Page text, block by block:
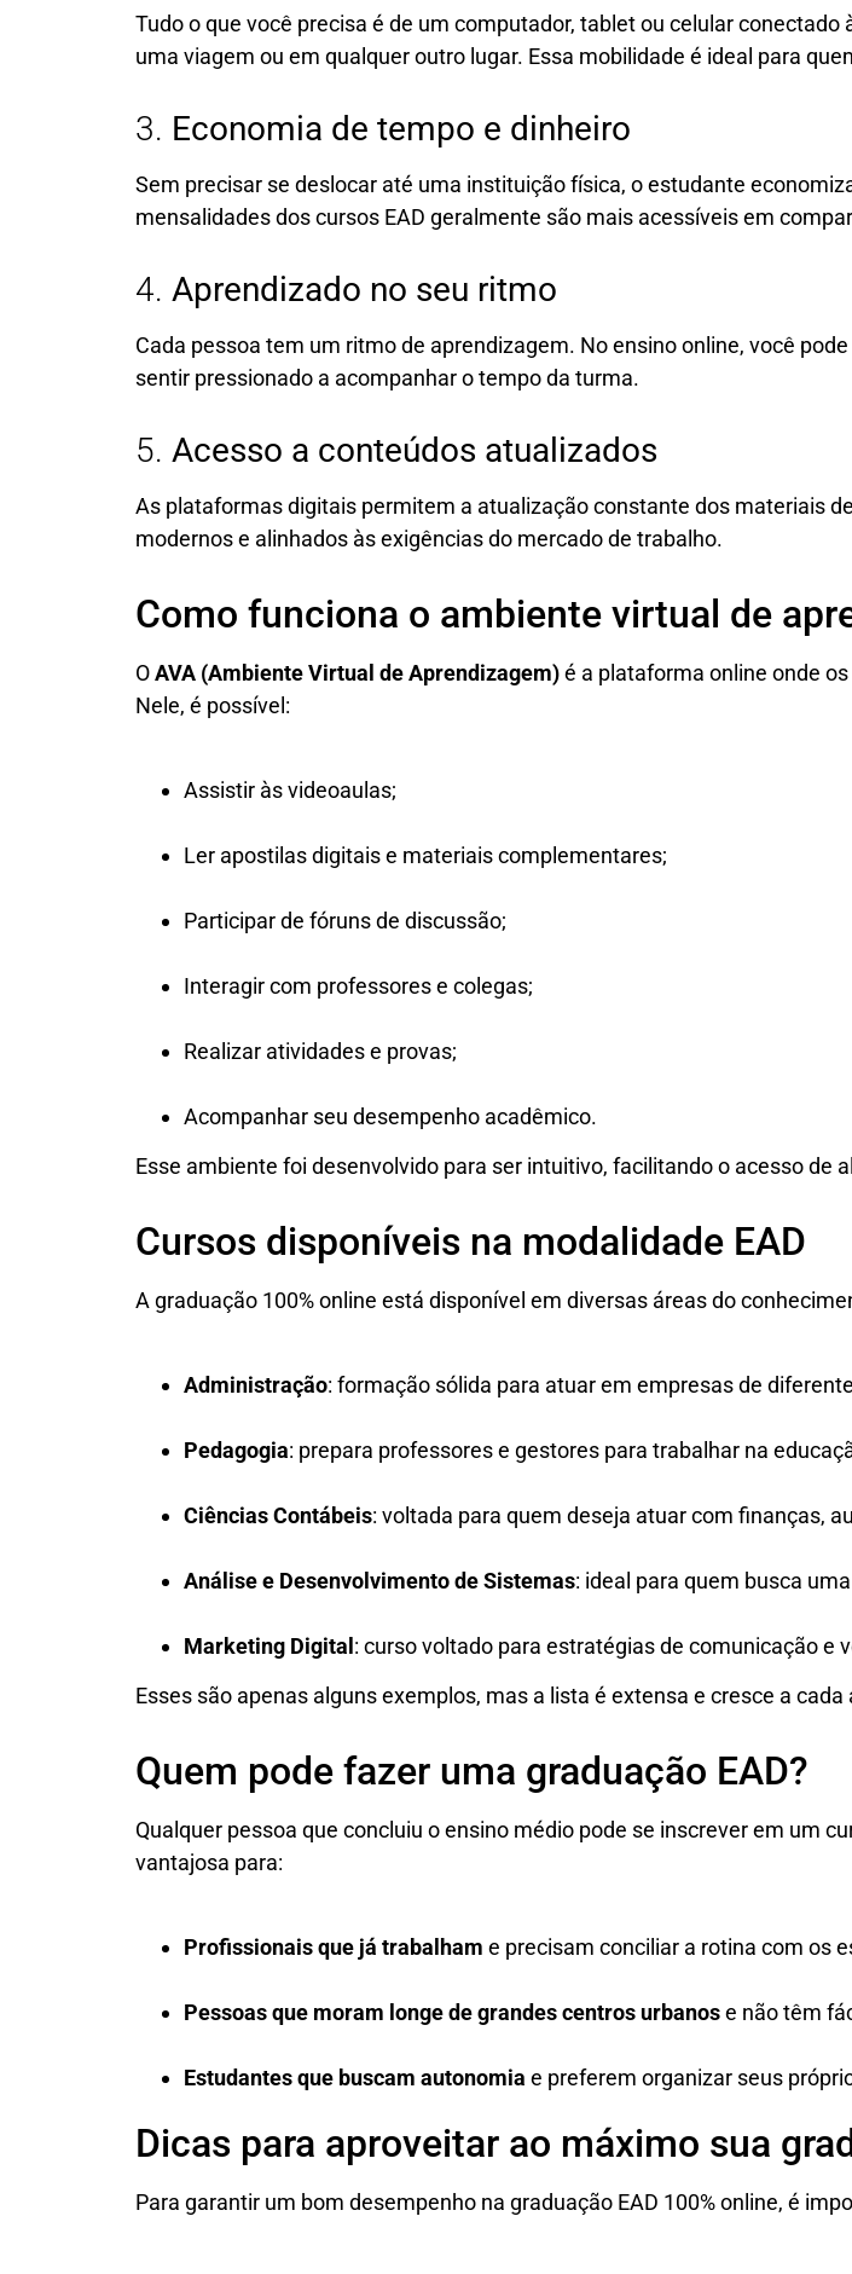
Tudo o que você precisa é de um computador, tablet ou celular
uma viagem ou em qualquer outro lugar. Essa mobilidade é ideal para
3. Economia de tempo e dinheiro
Sem precisar se deslocar até uma instituição física, o estudante
mensalidades dos cursos EAD geralmente são mais acessíveis em
4. Aprendizado no seu ritmo
Cada pessoa tem um ritmo de aprendizagem. No ensino online, você
sentir pressionado a acompanhar o tempo da turma.
5. Acesso a conteúdos atualizados
As plataformas digitais permitem a atualização constante dos materiais
modernos e alinhados às exigências do mercado de trabalho.
Como funciona o ambiente virtual de
OAVA (Ambiente Virtual de Aprendizagem)é a plataforma online onde
Nele, é possível:
Assistir às videoaulas;
Ler apostilas digitais e materiais complementares;
Participar de fóruns de discussão;
Interagir com professores e colegas;
Realizar atividades e provas;
Acompanhar seu desempenho acadêmico.
Esse ambiente foi desenvolvido para ser intuitivo, facilitando o acesso
Cursos disponíveis na modalidade EAD
A graduação 100% online está disponível em diversas áreas do
Administração: formação sólida para atuar em empresas de
Pedagogia: prepara professores e gestores para trabalhar na
Ciências Contábeis: voltada para quem deseja atuar com finanças,
Análise e Desenvolvimento de Sistemas: ideal para quem busca
Marketing Digital : curso voltado para estratégias de comunicação e
Esses são apenas alguns exemplos, mas a lista é extensa e cresce a
Quem pode fazer uma graduação EAD?
Qualquer pessoa que concluiu o ensino médio pode se inscrever em um
vantajosa para:
Profissionais que já trabalham e precisam conciliar a rotina com os
Pessoas que moram longe de grandes centros urbanose não têm
Estudantes que buscam autonomia e preferem organizar seus
Dicas para aproveitar ao máximo sua
Para garantir um bom desempenho na graduação EAD 100% online, é